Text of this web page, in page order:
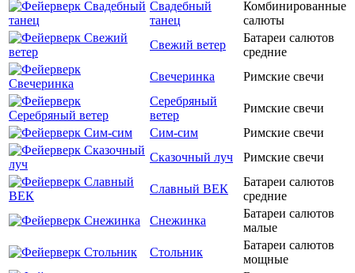
Свадебный
танец
Комбинированные
салюты
Свежий ветер
Батареи салютов
средние
Свечеринка
Римские свечи
Серебряный
ветер
Римские свечи
Сим-сим
Римские свечи
Сказочный луч
Римские свечи
Славный ВЕК
Батареи салютов
средние
Снежинка
Батареи салютов
малые
Стольник
Батареи салютов
мощные